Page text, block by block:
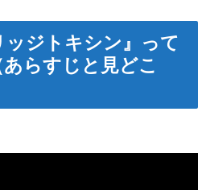
ジトキシン』って
らすじと見どこ